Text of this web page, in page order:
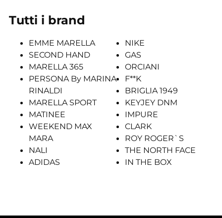
Tutti i brand
EMME MARELLA
SECOND HAND
MARELLA 365
PERSONA By MARINA
RINALDI
MARELLA SPORT
MATINEE
WEEKEND MAX
MARA
NALI
ADIDAS
NIKE
GAS
ORCIANI
F**K
BRIGLIA 1949
KEYJEY DNM
IMPURE
CLARK
ROY ROGER`S
THE NORTH FACE
IN THE BOX